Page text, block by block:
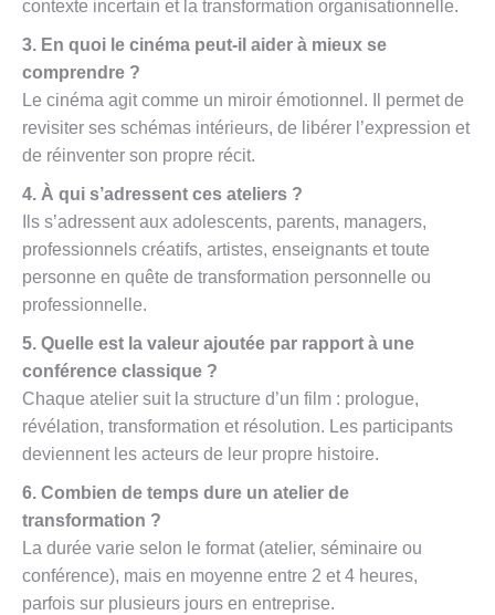
contexte incertain et la transformation organisationnelle.
3. En quoi le cinéma peut-il aider à mieux se
comprendre ?
Le cinéma agit comme un miroir émotionnel. Il permet de
revisiter ses schémas intérieurs, de libérer l’expression et
de réinventer son propre récit.
4. À qui s’adressent ces ateliers ?
Ils s’adressent aux adolescents, parents, managers,
professionnels créatifs, artistes, enseignants et toute
personne en quête de transformation personnelle ou
professionnelle.
5. Quelle est la valeur ajoutée par rapport à une
conférence classique ?
Chaque atelier suit la structure d’un film : prologue,
révélation, transformation et résolution. Les participants
deviennent les acteurs de leur propre histoire.
6. Combien de temps dure un atelier de
transformation ?
La durée varie selon le format (atelier, séminaire ou
conférence), mais en moyenne entre 2 et 4 heures,
parfois sur plusieurs jours en entreprise.